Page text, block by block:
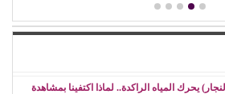
يحرك المياه الراكدة.. لماذا اكتفينا بمشاهدة